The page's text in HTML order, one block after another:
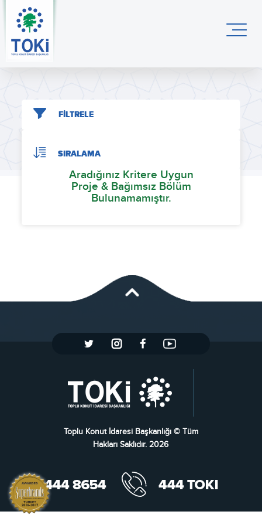
FİLTRELE
SIRALAMA
Aradığınız Kritere Uygun
Proje & Bağımsız Bölüm
Bulunamamıştır.
Toplu Konut İdaresi Başkanlığı © Tüm
Hakları Saklıdır. 2026